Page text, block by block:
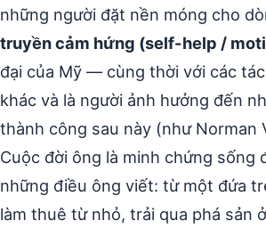
những người đặt nền móng cho
truyền cảm hứng (self-help /
đại của Mỹ — cùng thời với các
khác và là người ảnh hưởng đến
thành công sau này (như Norman
Cuộc đời ông là minh chứng sống
những điều ông viết: từ một đứa
làm thuê từ nhỏ, trải qua phá sản